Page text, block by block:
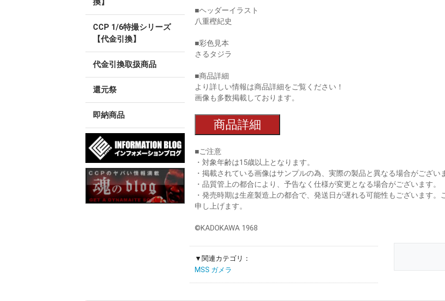
■ヘッダーイラスト
八重樫紀史
■彩色見本
さるタジラ
■商品詳細
より詳しい情報は商品詳細をご覧ください！
画像も多数掲載しております。
商品詳細
■ご注意
・対象年齢は15歳以上となります。
・掲載されている画像はサンプルの為、実際の製品と異なる場合がござい
・品質管上の都合により、予告なく仕様が変更となる場合がございます。
・発売時期は生産製造上の都合で、発送日が遅れる可能性もございます
申し上げます。
©KADOKAWA 1968
▼関連カテゴリ：
MSS ガメラ
換】
CCP 1/6特撮シリーズ
【代金引換】
代金引換取扱商品
還元祭
即納商品